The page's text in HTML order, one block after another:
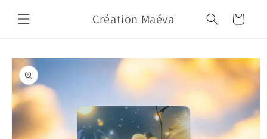
content
Création Maéva Cart
Skip to
product
information